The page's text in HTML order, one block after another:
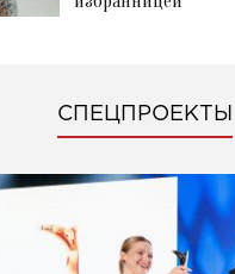
СПЕЦПРОЕКТЫ